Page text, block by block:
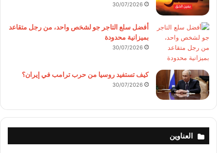
30/07/2026
أفضل سلع التاجر جو لشخص واحد، من رجل متقاعد
بميزانية محدودة
30/07/2026
كيف تستفيد روسيا من حرب ترامب في إيران؟
30/07/2026
العناوين